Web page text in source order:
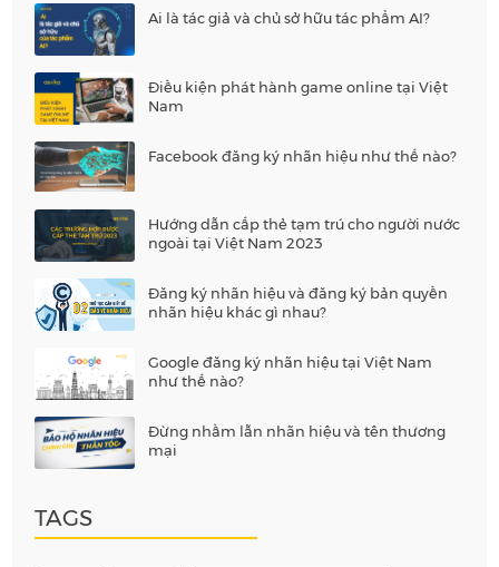
Ai là tác giả và chủ sở hữu tác phẩm AI?
Điều kiện phát hành game online tại Việt
Nam
Facebook đăng ký nhãn hiệu như thế nào?
Hướng dẫn cấp thẻ tạm trú cho người nước
ngoài tại Việt Nam 2023
Đăng ký nhãn hiệu và đăng ký bản quyền
nhãn hiệu khác gì nhau?
Google đăng ký nhãn hiệu tại Việt Nam
như thế nào?
Đừng nhầm lẫn nhãn hiệu và tên thương
mại
TAGS